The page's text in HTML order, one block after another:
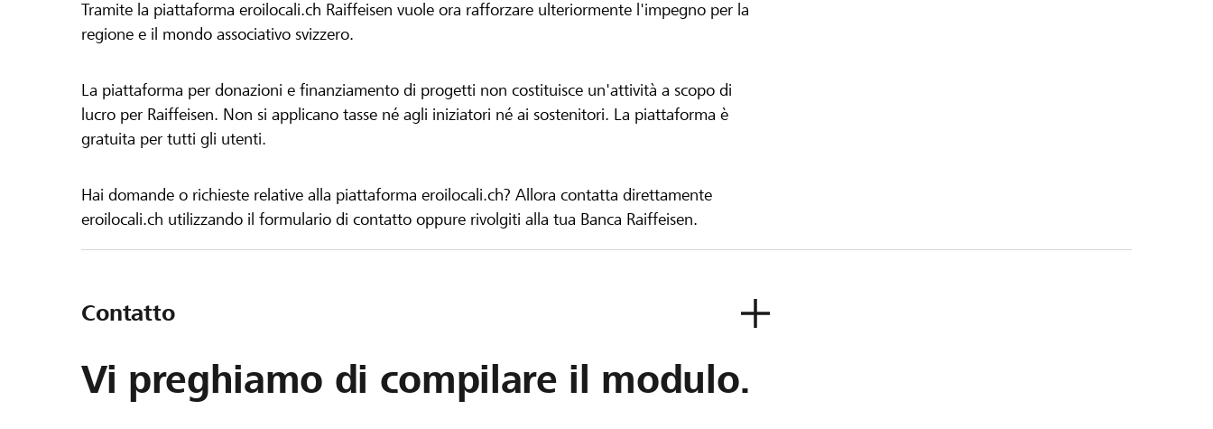
Tramite la piattaforma eroilocali.ch Raiffeisen vuole ora rafforzare ulteriormente l'impegno per la
regione e il mondo associativo svizzero.
La piattaforma per donazioni e finanziamento di progetti non costituisce un'attività a scopo di
lucro per Raiffeisen. Non si applicano tasse né agli iniziatori né ai sostenitori. La piattaforma è
gratuita per tutti gli utenti.
Hai domande o richieste relative alla piattaforma eroilocali.ch? Allora contatta direttamente
eroilocali.ch utilizzando il formulario di contatto oppure rivolgiti alla tua Banca Raiffeisen.
Contatto
Vi preghiamo di compilare il modulo.